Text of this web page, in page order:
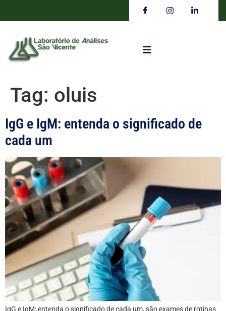
Tag: oluis
IgG e IgM: entenda o significado de
cada um
IgG e IgM: entenda o significado de cada um, são exames de rotinas